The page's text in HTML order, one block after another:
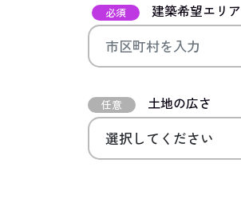
必須 建築希望エリア
任意 土地の広さ